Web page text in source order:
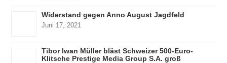
Widerstand gegen Anno August Jagdfeld
Juni 17, 2021
Tibor Iwan Müller bläst Schweizer 500-Euro-
Klitsche Prestige Media Group S.A. groß